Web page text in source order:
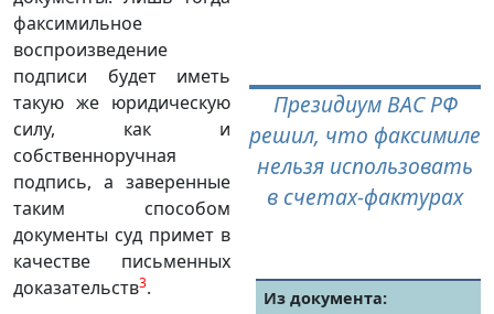
Президиум ВАС РФ
решил, что факсимиле
нельзя использовать
в счетах-фактурах
Из документа:
факсимильное
воспроизведение
подписи будет иметь
такую же юридическую
силу, как и
собственноручная
подпись, а заверенные
таким способом
документы суд примет в
качестве письменных
доказательств3.